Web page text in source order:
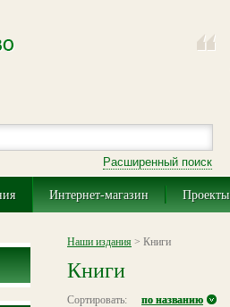
Расширенный поиск
Интернет-магазин Проекты
Наши издания > Книги
Книги
Сортировать: по названию